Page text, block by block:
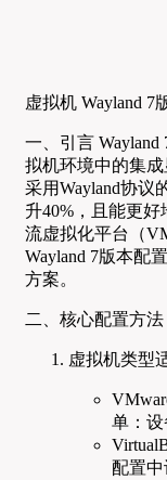
虚拟机 Wayland 7
一、引言
拟机环境中的集
采用Wayland协议
升40%，且能更
流虚拟化平台（
Wayland 7版本配
方案。
二、核心配置方法
虚拟机类型
单：
配置中